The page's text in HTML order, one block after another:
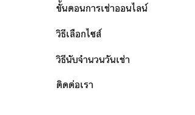
ขั้นตอนการเช่าออนไลน์
วิธีเลือกไซส์
วิธีนับจำนวนวันเช่า
ติดต่อเรา